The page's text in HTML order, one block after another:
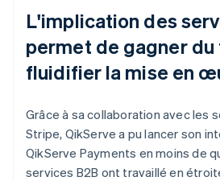
L'implication des
permet de gagner
fluidifier la mise en
Grâce à sa collaboration avec les
Stripe, QikServe a pu lancer son
QikServe Payments en moins de
services B2B ont travaillé en